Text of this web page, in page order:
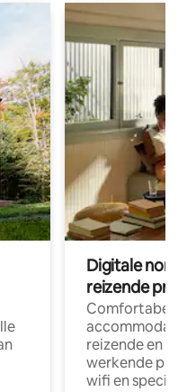
Digitale
reizende
Comfortabele
reizende en
werkende
wifi en